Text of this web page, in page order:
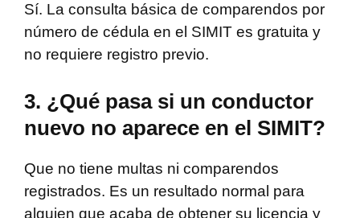
Sí. La consulta básica de comparendos por
número de cédula en el SIMIT es gratuita y
no requiere registro previo.
3. ¿Qué pasa si un conductor
nuevo no aparece en el SIMIT?
Que no tiene multas ni comparendos
registrados. Es un resultado normal para
alguien que acaba de obtener su licencia y